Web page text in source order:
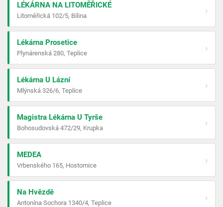
LÉKÁRNA NA LITOMĚŘICKÉ
Litoměřická 102/5, Bílina
›
Lékárna Prosetice
Plynárenská 280, Teplice
›
Lékárna U Lázní
Mlýnská 326/6, Teplice
›
Magistra Lékárna U Tyrše
Bohosudovská 472/29, Krupka
›
MEDEA
Vrbenského 165, Hostomice
›
Na Hvězdě
Antonína Sochora 1340/4, Teplice
›